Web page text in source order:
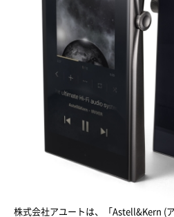
株式会社アユートは、「Astell&Kern (